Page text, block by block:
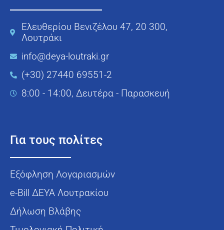
Ελευθερίου Βενιζέλου 47, 20 300,
Λουτράκι
info@deya-loutraki.gr
(+30) 27440 69551-2
8:00 - 14:00, Δευτέρα - Παρασκευή
Για τους πολίτες
Εξόφληση Λογαριασμών
e-Bill ΔΕΥΑ Λουτρακίου
Δήλωση Βλάβης